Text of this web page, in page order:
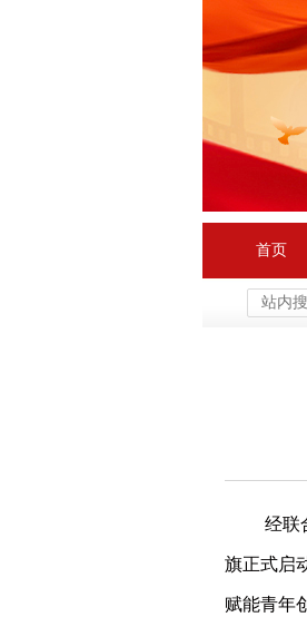
首页
站内
经联
旗正式启
赋能青年